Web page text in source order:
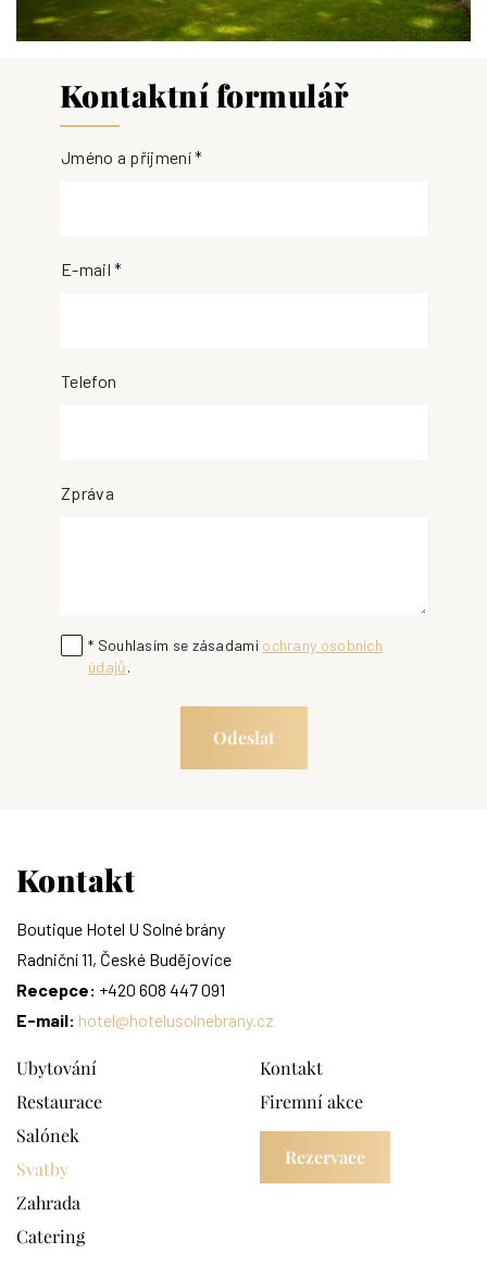
Kontaktní formulář
Jméno a příjmení *
E-mail *
Telefon
Zpráva
* Souhlasím se zásadami ochrany osobních
údajů.
Odeslat
Kontakt
Boutique Hotel U Solné brány
Radniční 11, České Budějovice
Recepce: +420 608 447 091
E-mail: hotel@hotelusolnebrany.cz
Ubytování
Restaurace
Salónek
Svatby
Zahrada
Catering
Kontakt
Firemní akce
Rezervace